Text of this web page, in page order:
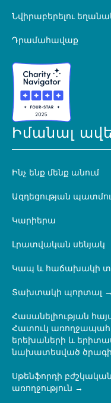
Նվիրաբերելու
Դրամահավաք
Իմանալ
Ինչ ենք մենք անում
Ազդեցության
Կարիերա
Լրատվական սենյակ
Կապ և հաճախակի
Տախտակի պորտալ
Հասանելիության
Հատուկ
երեխաների և
նախատեսված
Սթենֆորդի
առողջություն